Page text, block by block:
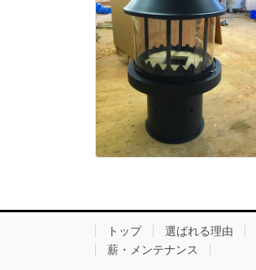
トップ 選ばれる理由
薪・メンテナンス